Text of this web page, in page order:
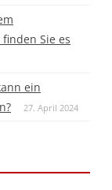
finden Sie es
ein
27. April 2024